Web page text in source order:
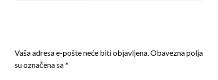
Vaša adresa e-pošte neće biti objavljena.Obavezna polja
su označena sa*